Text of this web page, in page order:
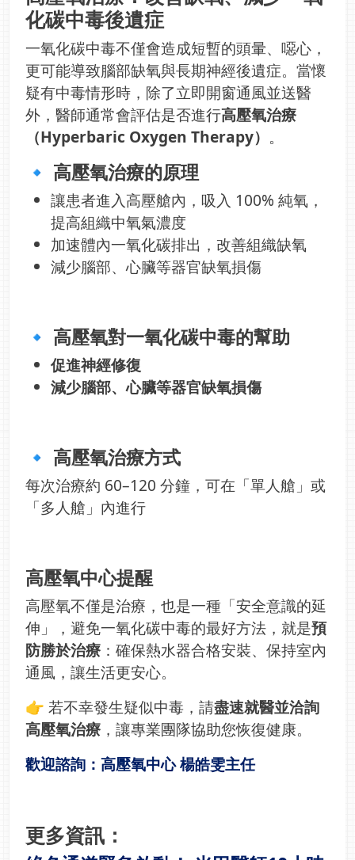
化碳中毒後遺症
一氧化碳中毒不僅會造成短暫的頭暈、噁心，
更可能導致腦部缺氧與長期神經後遺症。當懷
疑有中毒情形時，除了立即開窗通風並送醫
外，醫師通常會評估是否進行高壓氧治療
（Hyperbaric Oxygen Therapy） 。
🔹 高壓氧治療的原理
讓患者進入高壓艙內，吸入 100% 純氧，
提高組織中氧氣濃度
加速體內一氧化碳排出，改善組織缺氧
減少腦部、心臟等器官缺氧損傷
🔹 高壓氧對一氧化碳中毒的幫助
促進神經修復
減少腦部、心臟等器官缺氧損傷
🔹 高壓氧治療方式
每次治療約 60–120 分鐘，可在「單人艙」或
「多人艙」內進行
高壓氧中心提醒
高壓氧不僅是治療，也是一種「安全意識的延
伸」，避免一氧化碳中毒的最好方法，就是預
防勝於治療 ：確保熱水器合格安裝、保持室內
通風，讓生活更安心。
👉 若不幸發生疑似中毒，請盡速就醫並洽詢
高壓氧治療 ，讓專業團隊協助您恢復健康。
歡迎諮詢：高壓氧中心 楊皓雯主任
更多資訊：